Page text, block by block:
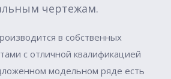
чертежам.
в собственных
с отличной квалификацией
модельном ряде есть